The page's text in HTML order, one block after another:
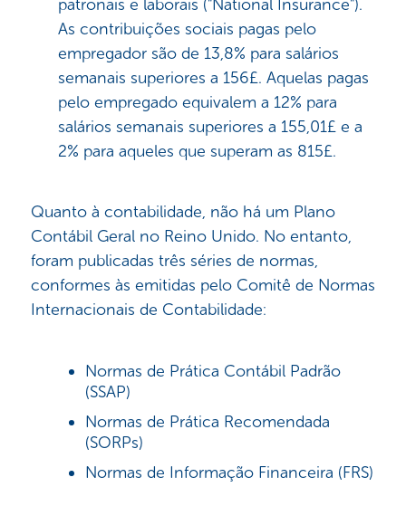
patronais e laborais ("National Insurance").
As contribuições sociais pagas pelo
empregador são de 13,8% para salários
semanais superiores a 156£. Aquelas pagas
pelo empregado equivalem a 12% para
salários semanais superiores a 155,01£ e a
2% para aqueles que superam as 815£.
Quanto à contabilidade, não há um Plano
Contábil Geral no Reino Unido. No entanto,
foram publicadas três séries de normas,
conformes às emitidas pelo Comitê de Normas
Internacionais de Contabilidade:
Normas de Prática Contábil Padrão
(SSAP)
Normas de Prática Recomendada
(SORPs)
Normas de Informação Financeira (FRS)